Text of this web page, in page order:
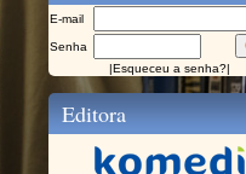
E-mail
Senha
|Esqueceu a senha?|
Editora